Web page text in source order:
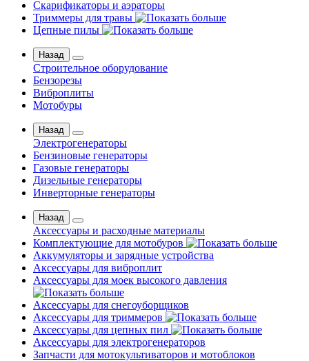
Скарификаторы и аэраторы
Триммеры для травы
Цепные пилы
Назад
Строительное оборудование
Бензорезы
Виброплиты
Мотобуры
Назад
Электрогенераторы
Бензиновые генераторы
Газовые генераторы
Дизельные генераторы
Инверторные генераторы
Назад
Аксессуары и расходные материалы
Комплектующие для мотобуров
Аккумуляторы и зарядные устройства
Аксессуары для виброплит
Аксессуары для моек высокого давления
Аксессуары для снегоуборщиков
Аксессуары для триммеров
Аксессуары для цепных пил
Аксессуары для электрогенераторов
Запчасти для мотокультиваторов и мотоблоков